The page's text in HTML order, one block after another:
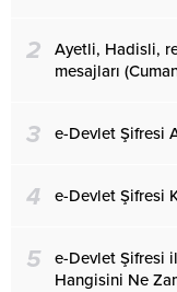
2
Ayetli, Hadisli,
mesajları
3 e-Devlet Şifresi
4 e-Devlet Şifresi
5
e-Devlet Şifresi
Hangisini Ne